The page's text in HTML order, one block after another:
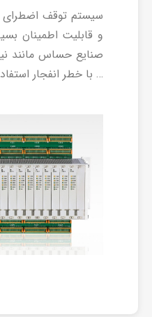
سیستم توقف اضطرای
و قابلیت اطمینان
صنایع حساس مانند
… با خطر انفجار